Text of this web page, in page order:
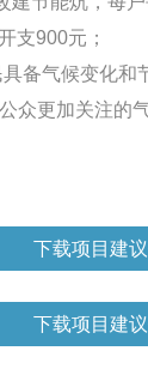
支900元；
备气候变化和
众更加关注的
下载项目建
下载项目建